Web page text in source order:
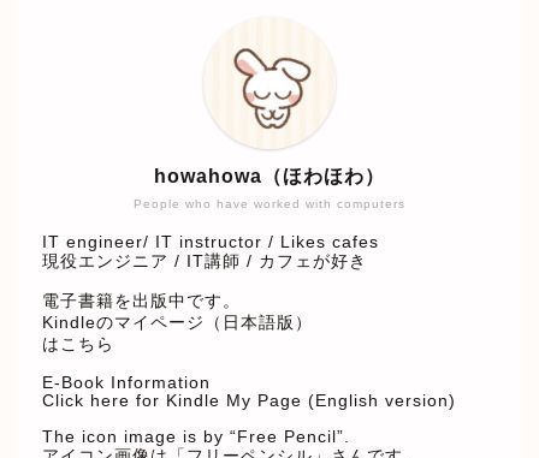
People who have worked with computers
howahowa（ほわほわ）
IT engineer/ IT instructor / Likes cafes
現役エンジニア / IT講師 / カフェが好き
電子書籍を出版中です。
Kindleのマイページ（日本語版）
はこちら
E-Book Information
Click here for Kindle My Page (English version)
The icon image is by “Free Pencil”.